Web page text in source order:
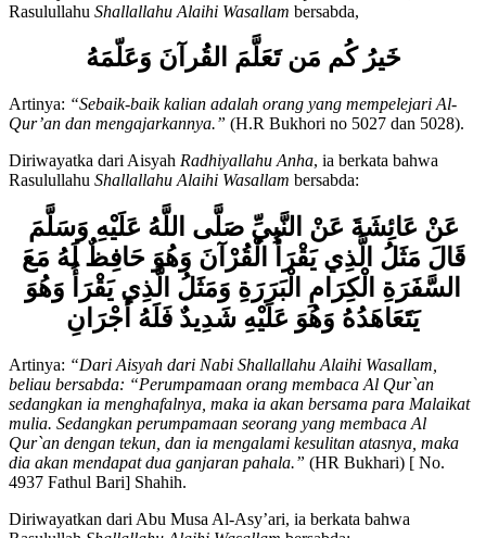
Diriwayatkan dari Utsman bin AffanRadhiyaAllahu Anhu
Shallallahu Alaihi Wasallam
خَيرُ كُم مَن تَعَلَّمَ القُرآنَ وَعَلّمَهُ
Artinya:“Sebaik-baik kalian adalah orang yang mempelejari Al-
Diriwayatka dari AisyahRadhiyallahu Anha, ia berkata bahwa
Rasulullahu
Shallallahu Alaihi Wasallam
عَنْ عَائِشَةَ عَنْ النَّبِيِّ صَلَّى اللَّهُ عَلَيْهِ وَسَلَّمَ
قَالَ مَثَلُ الَّذِي يَقْرَأُ الْقُرْآنَ وَهُوَ حَافِظٌ لَهُ مَعَ
السَّفَرَةِ الْكِرَامِ الْبَرَرَةِ وَمَثَلُ الَّذِي يَقْرَأُ وَهُوَ
يَتَعَاهَدُهُ وَهُوَ عَلَيْهِ شَدِيدٌ فَلَهُ أَجْرَانِ
Artinya:“Dari Aisyah dari Nabi Shallallahu Alaihi Wasallam,
beliau bersabda: “Perumpamaan orang membaca Al Qur`an
sedangkan ia menghafalnya, maka ia akan bersama para Malaikat
mulia. Sedangkan perumpamaan seorang yang membaca Al
Qur`an dengan tekun, dan ia mengalami kesulitan atasnya, maka
dia akan mendapat dua ganjaran pahala.”